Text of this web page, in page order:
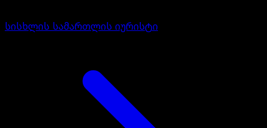
სისხლის სამართლის იურისტი